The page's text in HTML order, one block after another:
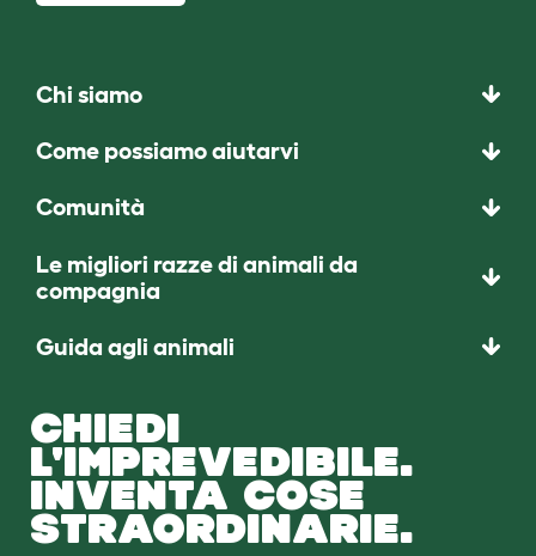
Chi siamo
Come possiamo aiutarvi
Comunità
Le migliori razze di animali da
compagnia
Guida agli animali
CHIEDI
L'IMPREVEDIBILE.
INVENTA COSE
STRAORDINARIE.